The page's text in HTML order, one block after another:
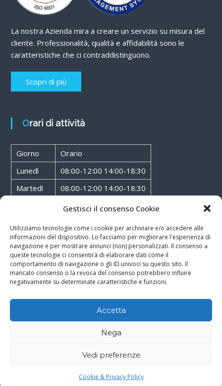
Gestisci il consenso Cookie
Utilizziamo tecnologie come i cookie per archiviare e/o accedere alle
informazioni del dispositivo. Lo facciamo per migliorare l'esperienza di
navigazione e per mostrare annunci (non) personalizzati. Il consenso a
queste tecnologie ci consentirà di elaborare dati come il
comportamento di navigazione o gli ID univoci su questo sito. Il
mancato consenso o la revoca del consenso potrebbero influire
negativamente su determinate caratteristiche e funzioni.
Accetta
Nega
Vedi preferenze
Cookie & Privacy Policy
La nostra Azienda mira a creare un servizio su misura del
cliente. Professionalità, qualità e affidabilità sono le
caratteristiche che ci contraddistinguono.
Scopri di più
Orari di attività
Giorno
Orario
Lunedì
08:00-12:00 14:00-18:30
Martedì
08:00-12:00 14:00-18:30
08:00-12:00 14:00-18:30
Giovedì
08:00-12:00 14:00-18:30
Venerdì
08:00-12:00 14:00-18:30
Sabato
08:00-12:00
Rossoxweb
Email
Phone